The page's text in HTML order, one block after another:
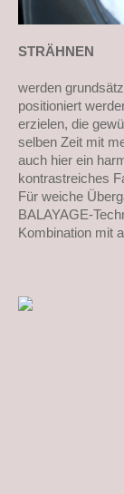
STRÄHNEN
werden
positioniert
erzielen, die
selben Zeit mit
auch hier ein
kontrastreiches
Für weiche
BALAYAGE-
Kombination mit